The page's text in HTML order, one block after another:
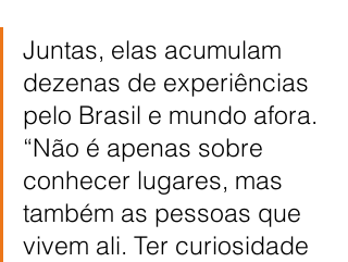
Juntas, elas acumulam
dezenas de experiências
pelo Brasil e mundo afora.
“Não é apenas sobre
conhecer lugares, mas
também as pessoas que
vivem ali. Ter curiosidade